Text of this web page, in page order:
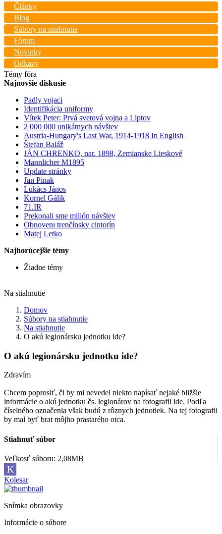
Články
Blog
Súbory na stiahnutie
Fórum
Novinky
Odkazy
Témy fóra
Najnovšie diskusie
Padly vojaci
Identifikácia uniformy
Vítek Peter: Prvá svetová vojna a Liptov
2 000 000 unikátnych návštev
Austria-Hungary's Last War, 1914-1918 In English
Štefan Baláž
JÁN CHRENKO, nar. 1898, Zemianske Lieskové
Mannlicher M1895
Update stránky
Jan Pinak
Lukács János
Kornel Gálik
71.IR
Prekonali sme milión návštev
Obnovenı trenčínsky cintorín
Matej Letko
Najhorúcejšie témy
Žiadne témy
Na stiahnutie
Domov
Súbory na stiahnutie
Na stiahnutie
O akú legionársku jednotku ide?
O akú legionársku jednotku ide?
Zdravím
Chcem poprosiť, či by mi nevedel niekto napísať nejaké bližšie
informácie o akú jednotku čs. legionárov na fotografii ide. Podľa
číselného označenia však budú z rôznych jednotiek. Na tej fotografii
by mal byť brat môjho prastarého otca.
Stiahnuť súbor
Veľkosť súboru: 2,08MB
K
Kolesar
Snímka obrazovky
Informácie o súbore